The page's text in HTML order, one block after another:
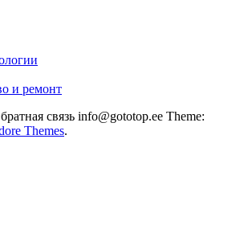
и ремонт
связь info@gototop.ee Theme:
Themes.